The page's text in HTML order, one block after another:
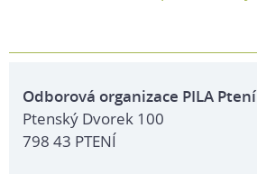
Odborová organizace PILA Ptení
Ptenský Dvorek 100
798 43 PTENÍ